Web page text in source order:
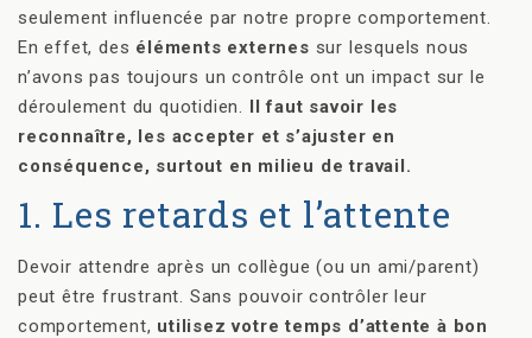
seulement influencée par notre propre comportement.
En effet, des éléments externes sur lesquels nous
n’avons pas toujours un contrôle ont un impact sur le
déroulement du quotidien. Il faut savoir les
reconnaître, les accepter et s’ajuster en
conséquence, surtout en milieu de travail.
1. Les retards et l’attente
Devoir attendre après un collègue (ou un ami/parent)
peut être frustrant. Sans pouvoir contrôler leur
comportement, utilisez votre temps d’attente à bon